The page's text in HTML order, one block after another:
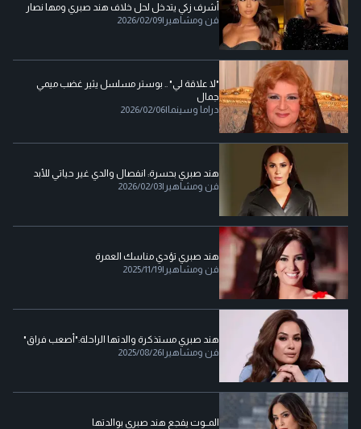
أشرف زكي يتدخل لحل خلاف هند صبري ومها نصار
فن ومشاهير |
2026/02/09
"لا علاقة لي" .. بوستر مسلسل يثير غضب ميمي
جمال
دراما وسينما |
2026/02/06
هند صبري بحسرة: انفصال والدي غير حياتي للأبد
فن ومشاهير |
2026/02/03
هند صبري تؤدي مناسك العمرة
فن ومشاهير |
2025/11/19
هند صبري مستذكرة والدتها الراحلة:"أصعب فراق"
فن ومشاهير |
2025/08/26
المــوت يفجع هند صبري بوالدتها